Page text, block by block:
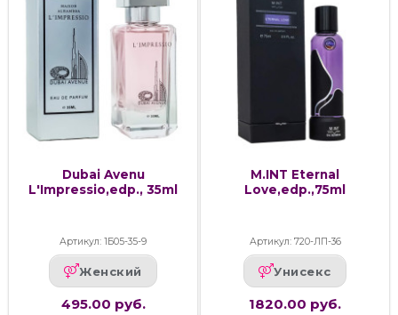
Dubai Avenu
L'Impressio,edp., 35ml
Артикул: 1Б05-35-9
Женский
495.00 руб.
M.INT Eternal
Love,edp.,75ml
Артикул: 720-ЛП-36
Унисекс
1820.00 руб.